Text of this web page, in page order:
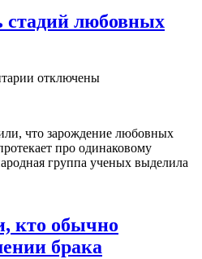
стадий любовных
к
стадий
любовных
отношений
отключены
что зарождение любовных
про одинаковому
группа ученых выделила
кто обычно
брака